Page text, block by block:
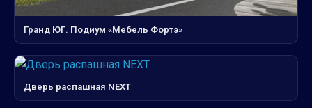
Гранд ЮГ. Подиум «Мебель Фортэ»
Дверь распашная NEXT